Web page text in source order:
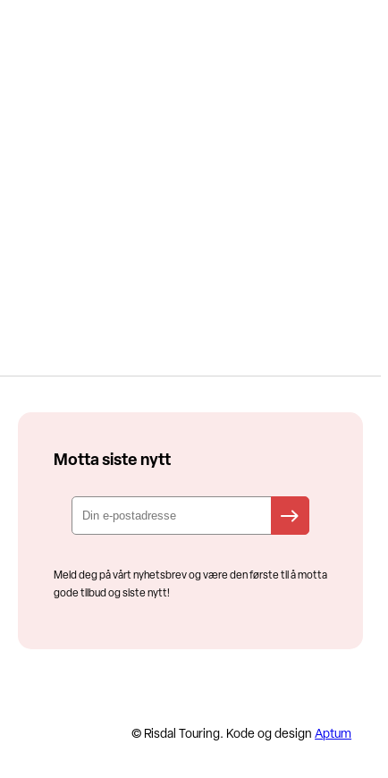
Motta siste nytt
Meld deg på vårt nyhetsbrev og være den første til å motta
gode tilbud og siste nytt!
© Risdal Touring. Kode og designAptum